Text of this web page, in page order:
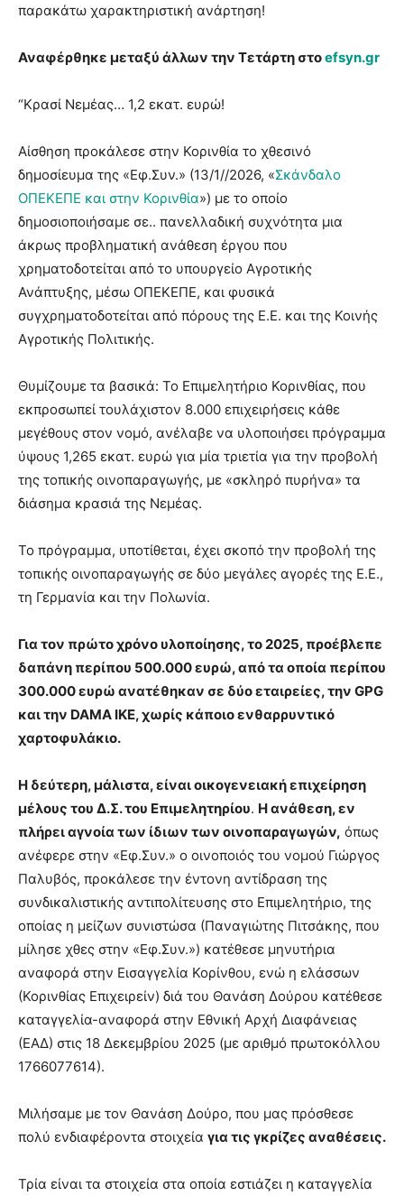
παρακάτω χαρακτηριστική ανάρτηση!
Αναφέρθηκε μεταξύ άλλων την Τετάρτη στοefsyn.gr
“Κρασί Νεμέας… 1,2 εκατ. ευρώ!
Αίσθηση προκάλεσε στην Κορινθία το χθεσινό
δημοσίευμα της «Εφ.Συν.» (13/1//2026, «Σκάνδαλο
ΟΠΕΚΕΠΕ και στην Κορινθία») με το οποίο
δημοσιοποιήσαμε σε.. πανελλαδική συχνότητα μια
άκρως προβληματική ανάθεση έργου που
χρηματοδοτείται από το υπουργείο Αγροτικής
Ανάπτυξης, μέσω ΟΠΕΚΕΠΕ, και φυσικά
συγχρηματοδοτείται από πόρους της Ε.Ε. και της Κοινής
Αγροτικής Πολιτικής.
Θυμίζουμε τα βασικά: Το Επιμελητήριο Κορινθίας, που
εκπροσωπεί τουλάχιστον 8.000 επιχειρήσεις κάθε
μεγέθους στον νομό, ανέλαβε να υλοποιήσει πρόγραμμα
ύψους 1,265 εκατ. ευρώ για μία τριετία για την προβολή
της τοπικής οινοπαραγωγής, με «σκληρό πυρήνα» τα
διάσημα κρασιά της Νεμέας.
Το πρόγραμμα, υποτίθεται, έχει σκοπό την προβολή της
τοπικής οινοπαραγωγής σε δύο μεγάλες αγορές της Ε.Ε.,
τη Γερμανία και την Πολωνία.
Για τον πρώτο χρόνο υλοποίησης, το 2025, προέβλεπε
δαπάνη περίπου 500.000 ευρώ, από τα οποία περίπου
300.000 ευρώ ανατέθηκαν σε δύο εταιρείες, την GPG
και την DAMA ΙΚΕ, χωρίς κάποιο ενθαρρυντικό
χαρτοφυλάκιο.
Η δεύτερη, μάλιστα, είναι οικογενειακή επιχείρηση
μέλους του Δ.Σ. του Επιμελητηρίου. Η ανάθεση, εν
πλήρει αγνοία των ίδιων των οινοπαραγωγών, όπως
ανέφερε στην «Εφ.Συν.» ο οινοποιός του νομού Γιώργος
Παλυβός, προκάλεσε την έντονη αντίδραση της
συνδικαλιστικής αντιπολίτευσης στο Επιμελητήριο, της
οποίας η μείζων συνιστώσα (Παναγιώτης Πιτσάκης, που
μίλησε χθες στην «Εφ.Συν.») κατέθεσε μηνυτήρια
αναφορά στην Εισαγγελία Κορίνθου, ενώ η ελάσσων
(Κορινθίας Επιχειρείν) διά του Θανάση Δούρου κατέθεσε
καταγγελία-αναφορά στην Εθνική Αρχή Διαφάνειας
(ΕΑΔ) στις 18 Δεκεμβρίου 2025 (με αριθμό πρωτοκόλλου
1766077614).
Μιλήσαμε με τον Θανάση Δούρο, που μας πρόσθεσε
πολύ ενδιαφέροντα στοιχεία για τις γκρίζες αναθέσεις.
Τρία είναι τα στοιχεία στα οποία εστιάζει η καταγγελία